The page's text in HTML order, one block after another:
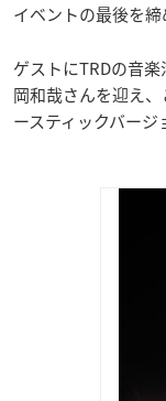
イベントの最後を
ゲストにTRDの音
岡和哉さんを迎え
ースティックバージ